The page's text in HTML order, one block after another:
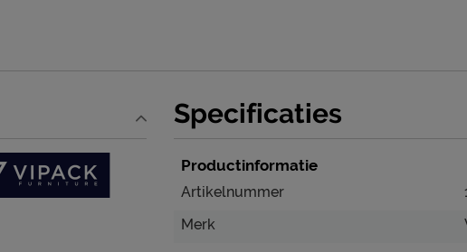
Specificaties
Productinformatie
Artikelnummer
Merk